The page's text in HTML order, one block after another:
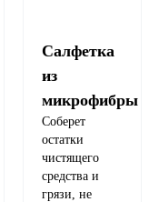
Салфетка
из
микрофибры
Соберет
остатки
чистящего
средства и
грязи, не